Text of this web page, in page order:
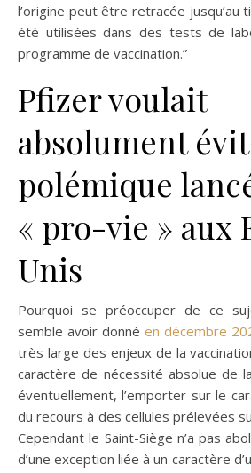
l’origine peut être retracée jusqu’au
été utilisées dans des tests de
programme de vaccination.”
Pfizer voulait
absolument
polémique
« pro-vie » aux
Unis
Pourquoi se préoccuper de ce
semble avoir donné en décembre
très large des enjeux de la
caractère de nécessité absolue de
éventuellement, l’emporter sur le
du recours à des cellules prélevées
Cependant le Saint-Siège n’a pas
d’une exception liée à un caractère